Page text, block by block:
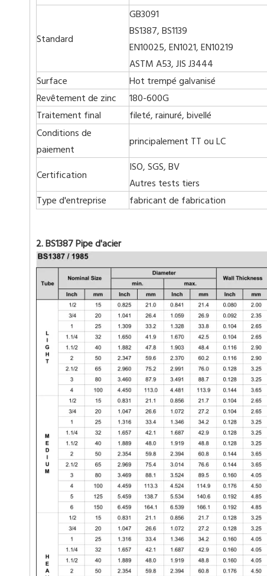
Standard
GB3091
BS1387, BS1139
EN10025, EN1021, EN10219
ASTM A53, JIS J3444
Surface
Hot trempé galvanisé
Revêtement de zinc
180-600G
Traitement final
fileté, rainuré, bivellé
Conditions de
paiement
principalement TT ou LC
Certification
ISO, SGS, BV
Autres tests tiers
Type d'entreprise
fabricant de fabrication
2. BS1387 Pipe d'acier